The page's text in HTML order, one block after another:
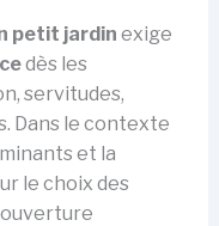
petit jardin exige
dès les
servitudes,
Dans le contexte
et la
le choix des